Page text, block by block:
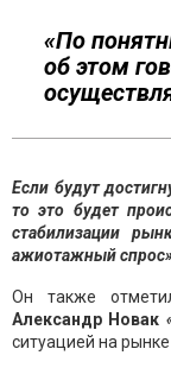
«По
об этом
Если будут
то это будет
стабилизации
ажиотажный
Он также
Александр Новак
ситуацией на рынке